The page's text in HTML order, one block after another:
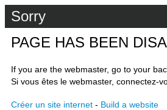
Sorry
PAGE HAS BEEN
If you are the webmaster, go to your
Si vous êtes le webmaster, connectez-
Créer un site internet - Build a website